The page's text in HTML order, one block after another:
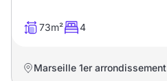
73m² 4
Marseille 1er arrondissement